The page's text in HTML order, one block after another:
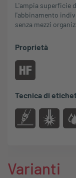
L'ampia superficie
l'abbinamento
senza mezzi
Proprietà
Tecnica di
Varianti